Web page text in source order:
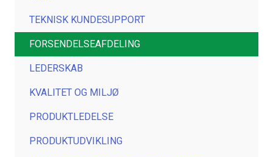
TEKNISK KUNDESUPPORT
FORSENDELSEAFDELING
LEDERSKAB
KVALITET OG MILJØ
PRODUKTLEDELSE
PRODUKTUDVIKLING